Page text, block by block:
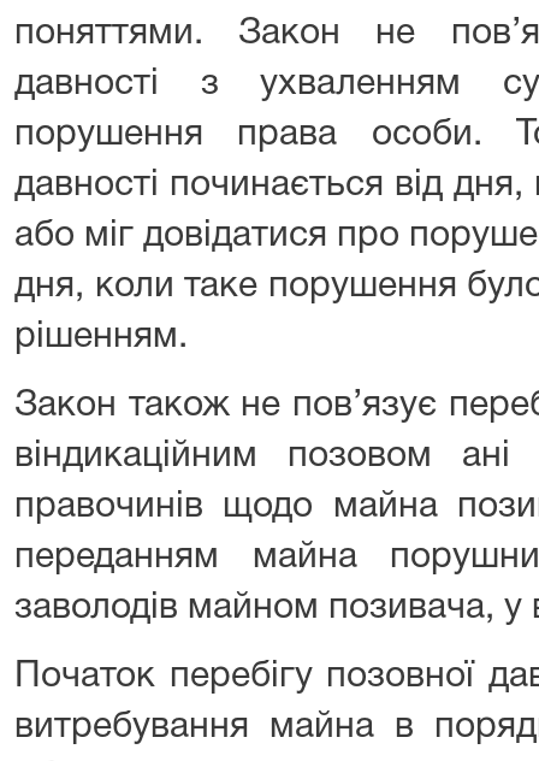
поняттями. Закон не
давності з ухваленням
порушення права особи.
давності починається від
або міг довідатися про
дня, коли таке порушення
рішенням.
Закон також не пов’язує
віндикаційним позовом
правочинів щодо майна
переданням майна
заволодів майном позивача, у
Початок перебігу позовної
витребування майна в